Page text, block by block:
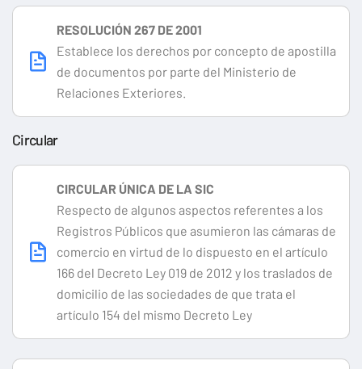
RESOLUCIÓN 267 DE 2001
Establece los derechos por concepto de apostilla
de documentos por parte del Ministerio de
Relaciones Exteriores.
Circular
CIRCULAR ÚNICA DE LA SIC
Respecto de algunos aspectos referentes a los
Registros Públicos que asumieron las cámaras de
comercio en virtud de lo dispuesto en el artículo
166 del Decreto Ley 019 de 2012 y los traslados de
domicilio de las sociedades de que trata el
artículo 154 del mismo Decreto Ley